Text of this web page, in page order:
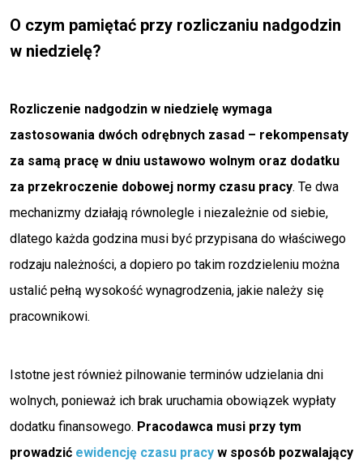
O czym pamiętać przy rozliczaniu nadgodzin
w niedzielę?
Rozliczenie nadgodzin w niedzielę wymaga
zastosowania dwóch odrębnych zasad – rekompensaty
za samą pracę w dniu ustawowo wolnym oraz dodatku
za przekroczenie dobowej normy czasu pracy. Te dwa
mechanizmy działają równolegle i niezależnie od siebie,
dlatego każda godzina musi być przypisana do właściwego
rodzaju należności, a dopiero po takim rozdzieleniu można
ustalić pełną wysokość wynagrodzenia, jakie należy się
pracownikowi.
Istotne jest również pilnowanie terminów udzielania dni
wolnych, ponieważ ich brak uruchamia obowiązek wypłaty
dodatku finansowego. Pracodawca musi przy tym
prowadzić ewidencję czasu pracy w sposób pozwalający